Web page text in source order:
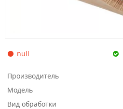
null
Производитель
Модель
Вид обработки